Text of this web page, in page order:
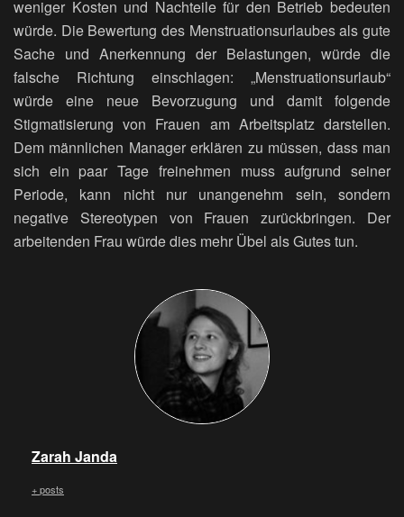
weniger Kosten und Nachteile für den Betrieb bedeuten
würde. Die Bewertung des Menstruationsurlaubes als gute
Sache und Anerkennung der Belastungen, würde die
falsche Richtung einschlagen: „Menstruationsurlaub“
würde eine neue Bevorzugung und damit folgende
Stigmatisierung von Frauen am Arbeitsplatz darstellen.
Dem männlichen Manager erklären zu müssen, dass man
sich ein paar Tage freinehmen muss aufgrund seiner
Periode, kann nicht nur unangenehm sein, sondern
negative Stereotypen von Frauen zurückbringen. Der
arbeitenden Frau würde dies mehr Übel als Gutes tun.
Zarah Janda
+ posts